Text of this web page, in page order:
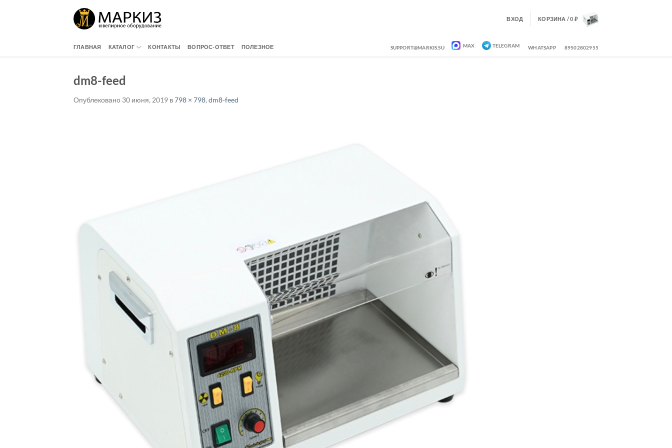
ВХОД КОРЗИНА /0 ₽
ГЛАВНАЯ КАТАЛОГ КОНТАКТЫ ВОПРОС-ОТВЕТ ПОЛЕЗНОЕ SUPPORT@MARKIS.SU MAX TELEGRAM WHATSAPP 89502802955
dm8-feed
Опублековано 30 июня, 2019 в798 × 798, dm8-feed